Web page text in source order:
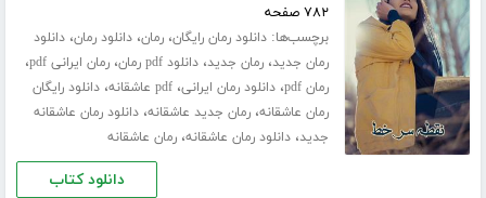
۷۸۲ صفحه
برچسب‌ها:دانلود رمان رایگان،رمان،دانلود رمان،دانلود
رمان جدید،رمان جدید،دانلود pdf رمان ،رمان ایرانی pdf ،
رمان pdf ،دانلود رمان ایرانی،pdf عاشقانه ،دانلود رایگان
رمان عاشقانه،رمان جدید عاشقانه،دانلود رمان عاشقانه
جدید،دانلود رمان عاشقانه،رمان عاشقانه
دانلود کتاب